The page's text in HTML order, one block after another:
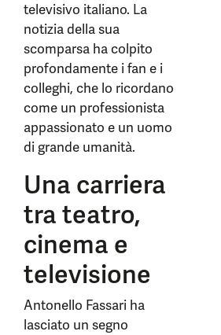
televisivo italiano. La
notizia della sua
scomparsa ha colpito
profondamente i fan e i
colleghi, che lo ricordano
come un professionista
appassionato e un uomo
di grande umanità.
Una carriera
tra teatro,
cinema e
televisione
Antonello Fassari ha
lasciato un segno